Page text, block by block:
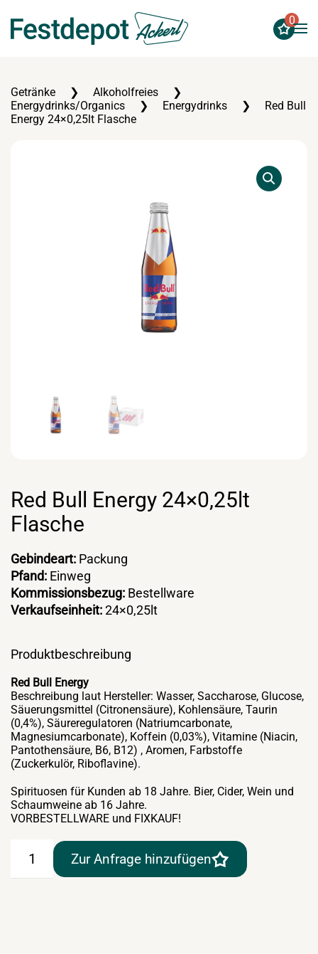
Zum Hauptinhalt springen
0
Getränke
Alkoholfreies
Energydrinks/Organics
Energydrinks
Red Bull
Energy 24×0,25lt Flasche
Red Bull Energy 24×0,25lt
Flasche
Gebindeart: Packung
Pfand: Einweg
Kommissionsbezug: Bestellware
Verkaufseinheit:24×0,25lt
Produktbeschreibung
Red Bull Energy
Beschreibung laut Hersteller: Wasser, Saccharose, Glucose,
Säuerungsmittel (Citronensäure), Kohlensäure, Taurin
(0,4%), Säureregulatoren (Natriumcarbonate,
Magnesiumcarbonate), Koffein (0,03%), Vitamine (Niacin,
Pantothensäure, B6, B12) , Aromen, Farbstoffe
(Zuckerkulör, Riboflavine).
Spirituosen für Kunden ab 18 Jahre. Bier, Cider, Wein und
Schaumweine ab 16 Jahre.
VORBESTELLWARE und FIXKAUF!
Zur Anfrage hinzufügen